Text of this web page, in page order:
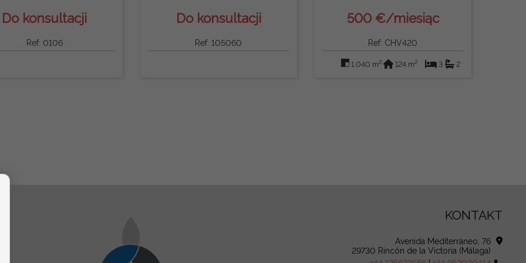
Do konsultacji
Ref: 0106
Do konsultacji
Ref: 105060
500 €/miesiąc
Ref: CHV420
1.040 m2 124 m2 3 2
KONTAKT
Avenida Mediterráneo, 76
29730 Rincón de la Victoria (Málaga)